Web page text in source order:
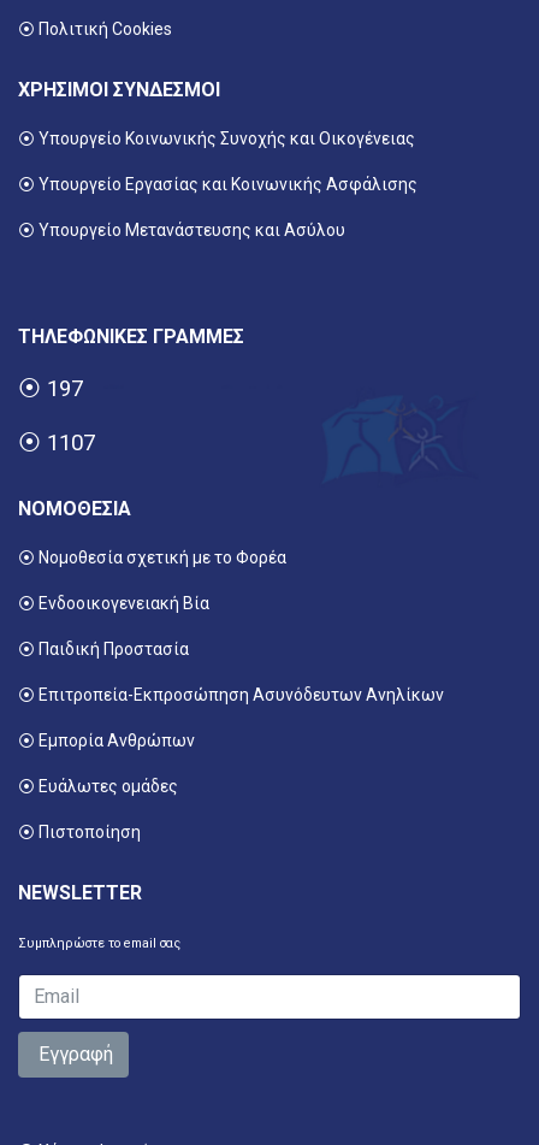
⦿ Πολιτική Cookies
ΧΡΗΣΙΜΟΙ ΣΥΝΔΕΣΜΟΙ
⦿ Υπουργείο Κοινωνικής Συνοχής και Οικογένειας
⦿ Υπουργείο Εργασίας και Κοινωνικής Ασφάλισης
⦿ Υπουργείο Μετανάστευσης και Ασύλου
ΤΗΛΕΦΩΝΙΚΕΣ ΓΡΑΜΜΕΣ
⦿ 197
⦿ 1107
ΝΟΜΟΘΕΣΙΑ
⦿ Νομοθεσία σχετική με το Φορέα
⦿ Ενδοοικογενειακή Βία
⦿ Παιδική Προστασία
⦿ Επιτροπεία-Εκπροσώπηση Ασυνόδευτων Ανηλίκων
⦿ Εμπορία Ανθρώπων
⦿ Ευάλωτες ομάδες
⦿ Πιστοποίηση
NEWSLETTER
Συμπληρώστε το email σας
Εγγραφή